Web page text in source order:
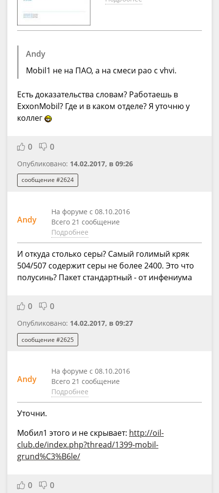
Andy
Mobil1 не на ПАО, а на смеси pao с vhvi.
Есть доказательства словам? Работаешь в
ExxonMobil? Где и в каком отделе? Я уточню у
коллег
0 0
Опубликовано: 14.02.2017, в 09:26
сообщение #2624
Andy
На форуме с 08.10.2016
Всего 21 сообщение
Подробнее
И откуда столько серы? Самый голимый кряк
504/507 содержит серы не более 2400. Это что
полусинь? Пакет стандартный - от инфениума
0 0
Опубликовано: 14.02.2017, в 09:27
сообщение #2625
Andy
На форуме с 08.10.2016
Всего 21 сообщение
Подробнее
Уточни.
Мобил1 этого и не скрывает: http://oil-
club.de/index.php?thread/1399-mobil-
grund%C3%B6le/
0 0